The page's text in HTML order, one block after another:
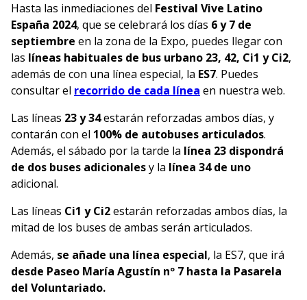
Hasta las inmediaciones del Festival Vive Latino
España 2024, que se celebrará los días 6 y 7 de
septiembre en la zona de la Expo, puedes llegar con
las líneas habituales de bus urbano 23, 42, Ci1 y Ci2,
además de con una línea especial, la ES7. Puedes
consultar el recorrido de cada línea en nuestra web.
Las líneas 23 y 34estarán reforzadas ambos días, y
contarán con el 100% de autobuses articulados.
Además, el sábado por la tarde la línea 23 dispondrá
de dos buses adicionalesy la línea 34 de uno
adicional.
Las líneas Ci1 y Ci2estarán reforzadas ambos días, la
mitad de los buses de ambas serán articulados.
Además, se añade una línea especial, la ES7, que irá
desde Paseo María Agustín nº 7 hasta la Pasarela
del Voluntariado.